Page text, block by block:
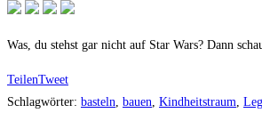
Was, du stehst gar nicht auf Star Wars? Dann
TeilenTweet
Schlagwörter: basteln bauen Kindheitstraum